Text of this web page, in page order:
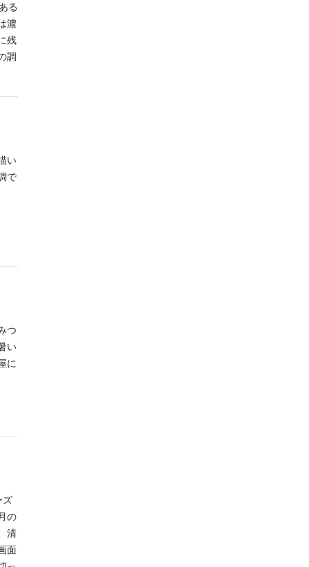
る
濃
残
調
い
で
つ
い
に
ズ
の
清
面